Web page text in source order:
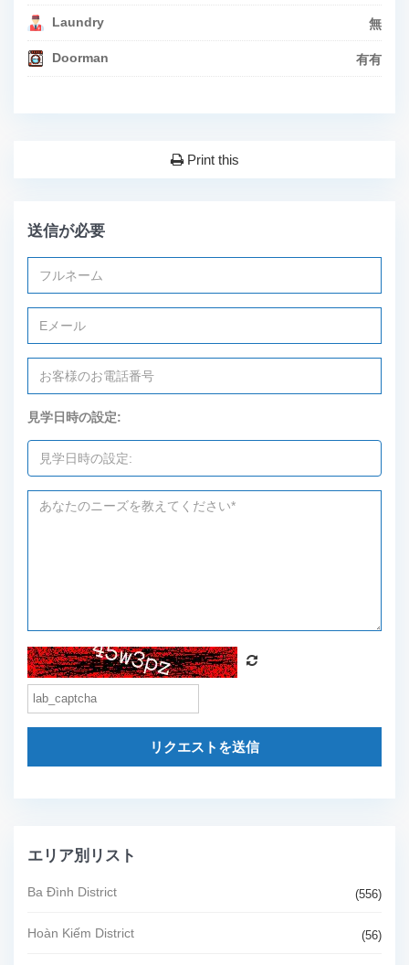
Laundry 無
Doorman 有有
Print this
送信が必要
見学日時の設定:
リクエストを送信
エリア別リスト
Ba Đình District (556)
Hoàn Kiếm District (56)